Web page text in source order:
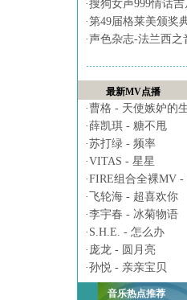
·搜狗女声999情话
·第49届格莱美颁奖
·声色杂志-法兰西之
最新MV点播
·曹格 - 天使嫉妒的
·薛凯琪 - 糖不甩
·苏打绿 - 频率
·VITAS - 星星
·FIRE组合全裸MV -
· 飞轮海 - 超喜欢你
·李宇春 - 冰菊物语
· S.H.E. - 怎么办
· 庞龙 - 圆月亮
·孙悦 - 亲亲宝贝
音乐热点推荐